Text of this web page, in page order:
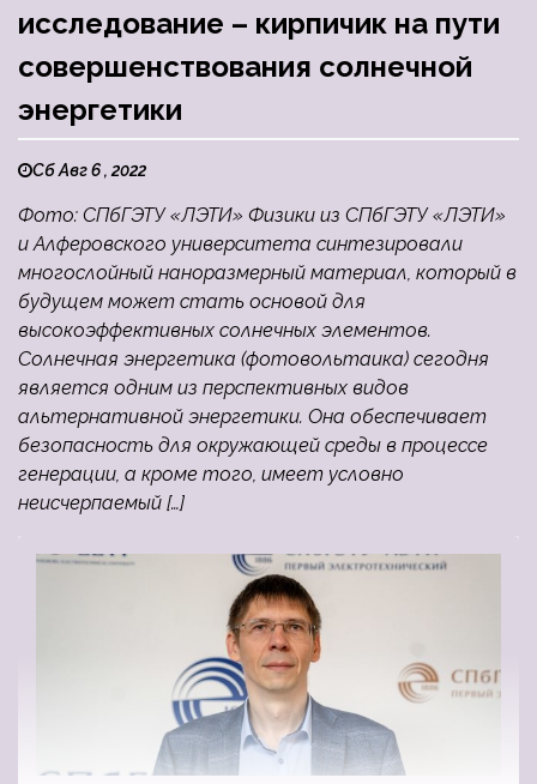
исследование – кирпичик на пути
совершенствования солнечной
энергетики
Сб Авг 6 , 2022
Фото: СПбГЭТУ «ЛЭТИ» Физики из СПбГЭТУ «ЛЭТИ»
и Алферовского университета синтезировали
многослойный наноразмерный материал, который в
будущем может стать основой для
высокоэффективных солнечных элементов.
Солнечная энергетика (фотовольтаика) сегодня
является одним из перспективных видов
альтернативной энергетики. Она обеспечивает
безопасность для окружающей среды в процессе
генерации, а кроме того, имеет условно
неисчерпаемый […]